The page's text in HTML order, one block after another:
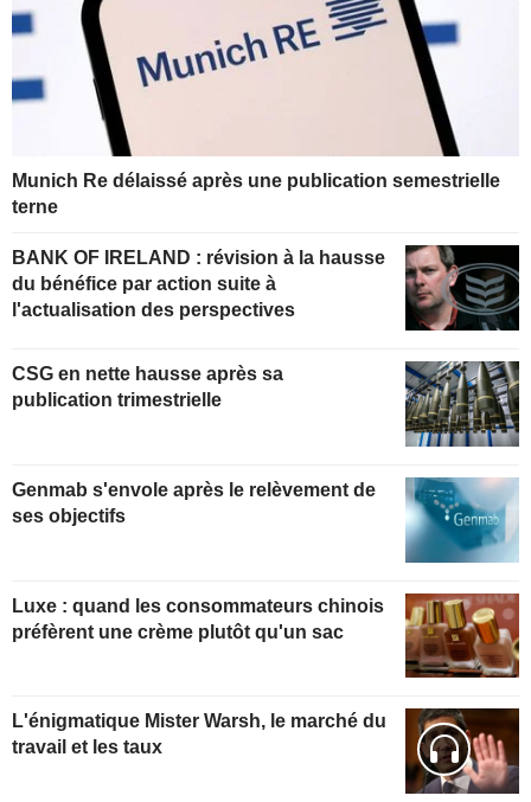
Munich Re délaissé après une publication semestrielle
terne
BANK OF IRELAND : révision à la hausse
du bénéfice par action suite à
l'actualisation des perspectives
CSG en nette hausse après sa
publication trimestrielle
Genmab s'envole après le relèvement de
ses objectifs
Luxe : quand les consommateurs chinois
préfèrent une crème plutôt qu'un sac
L'énigmatique Mister Warsh, le marché du
travail et les taux